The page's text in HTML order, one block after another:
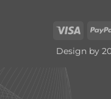
Visa
Design by